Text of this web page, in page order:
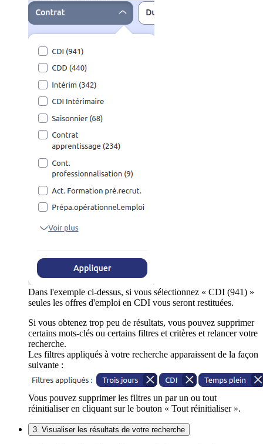
Dans l'exemple ci-dessus, si vous sélectionnez « CDI (941) »
seules les offres d'emploi en CDI vous seront restituées.
Si vous obtenez trop peu de résultats, vous pouvez supprimer
certains mots-clés ou certains filtres et critères et relancer votre
recherche.
Les filtres appliqués à votre recherche apparaissent de la façon
suivante :
Vous pouvez supprimer les filtres un par un ou tout
réinitialiser en cliquant sur le bouton « Tout réinitialiser ».
3. Visualiser les résultats de votre recherche